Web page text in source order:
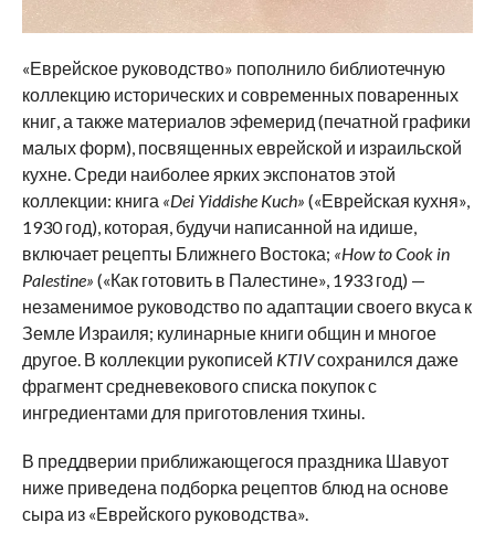
«Еврейское руководство» пополнило библиотечную
коллекцию исторических и современных поваренных
книг, а также материалов эфемерид (печатной графики
малых форм), посвященных еврейской и израильской
кухне. Среди наиболее ярких экспонатов этой
коллекции: книга «Dei Yiddishe Kuch» («Еврейская кухня»,
1930 год), которая, будучи написанной на идише,
включает рецепты Ближнего Востока; «How to Cook in
Palestine» («Как готовить в Палестине», 1933 год) —
незаменимое руководство по адаптации своего вкуса к
Земле Израиля; кулинарные книги общин и многое
другое. В коллекции рукописей KTIVсохранился даже
фрагмент средневекового списка покупок с
ингредиентами для приготовления тхины.
В преддверии приближающегося праздника Шавуот
ниже приведена подборка рецептов блюд на основе
сыра из «Еврейского руководства».